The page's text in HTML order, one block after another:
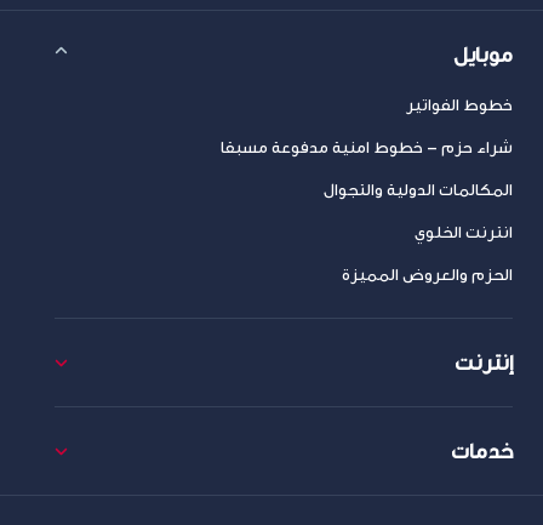
موبايل
خطوط الفواتير
شراء حزم – خطوط امنية مدفوعة مسبقا
المكالمات الدولية والتجوال
انترنت الخلوي
الحزم والعروض المميزة
إنترنت
خدمات